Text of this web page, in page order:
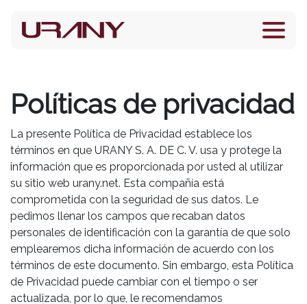
Políticas de privacidad
La presente Política de Privacidad establece los
términos en que URANY S. A. DE C. V. usa y protege la
información que es proporcionada por usted al utilizar
su sitio web urany.net. Esta compañía está
comprometida con la seguridad de sus datos. Le
pedimos llenar los campos que recaban datos
personales de identificación con la garantía de que solo
emplearemos dicha información de acuerdo con los
términos de este documento. Sin embargo, esta Política
de Privacidad puede cambiar con el tiempo o ser
actualizada, por lo que, le recomendamos